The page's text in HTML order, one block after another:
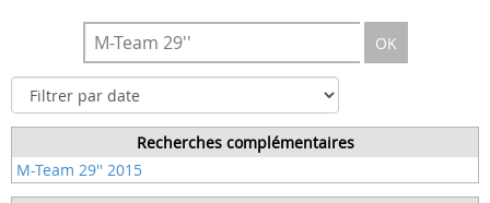
OK
Recherches complémentaires
M-Team 29'' 2015